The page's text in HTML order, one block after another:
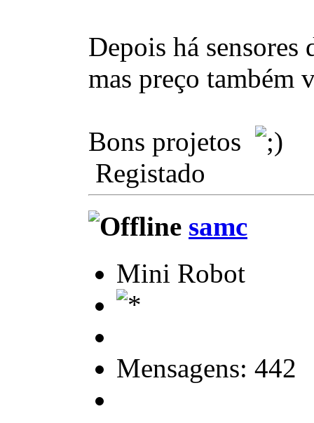
Depois há
mas preço também
Bons projetos
Registado
samc
Mini Robot
Mensagens: 442